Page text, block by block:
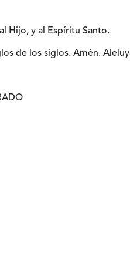
Hijo, y al Espíritu Santo.
de los siglos. Amén.